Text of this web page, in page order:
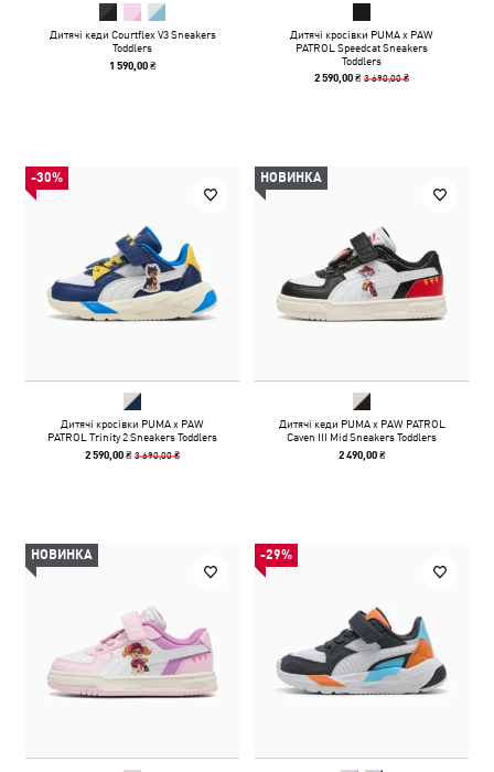
Дитячі кеди Courtflex V3 Sneakers
Toddlers
1 590,00 ₴
Дитячі кросівки PUMA x PAW
PATROL Speedcat Sneakers
Toddlers
2 590,00 ₴3 690,00 ₴
-30%
Дитячі кросівки PUMA x PAW
PATROL Trinity 2 Sneakers Toddlers
2 590,00 ₴3 690,00 ₴
НОВИНКА
Дитячі кеди PUMA x PAW PATROL
Caven III Mid Sneakers Toddlers
2 490,00 ₴
НОВИНКА -29%